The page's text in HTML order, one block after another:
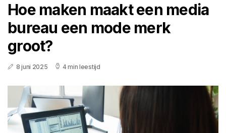
Hoe maken maakt een media
bureau een mode merk
groot?
8 juni 2025 4 min leestijd